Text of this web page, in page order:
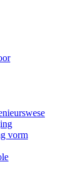
vorm